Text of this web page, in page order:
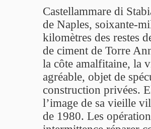
Castellammare di
de Naples, soixante-
kilomètres des restes
de ciment de Torre
la côte amalfitaine, la
agréable, objet de
construction privées.
l’image de sa vieille
de 1980. Les